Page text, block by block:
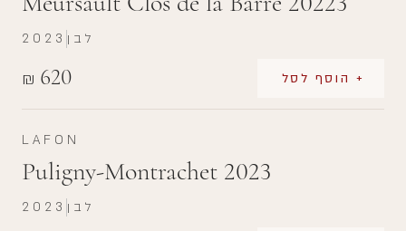
₪ 620 + הוסף לסל
2023 לבן
LAFON
Puligny-Montrachet 2023
2023 לבן